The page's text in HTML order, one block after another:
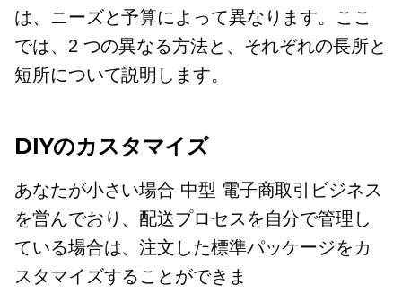
は、ニーズと予算によって異なります。ここ
では、2 つの異なる方法と、それぞれの長所と
短所について説明します。
DIYのカスタマイズ
あなたが小さい場合 中型 電子商取引ビジネス
を営んでおり、配送プロセスを自分で管理し
ている場合は、注文した標準パッケージをカ
スタマイズすることができま